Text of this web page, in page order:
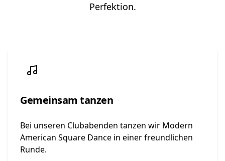
Perfektion.
Gemeinsam tanzen
Bei unseren Clubabenden tanzen wir Modern
American Square Dance in einer freundlichen
Runde.